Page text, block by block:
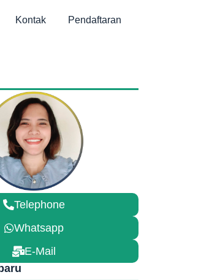
Kontak Pendaftaran
Telephone
Whatsapp
E-Mail